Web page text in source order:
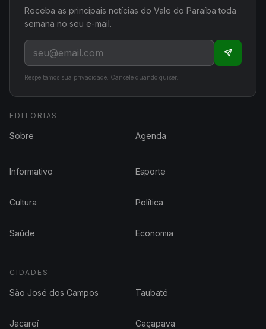
Receba as principais notícias do Vale do Paraíba toda
semana no seu e-mail.
Respeitamos sua privacidade. Cancele quando quiser.
EDITORIAS
Sobre Agenda
Informativo Esporte
Cultura Política
Saúde Economia
CIDADES
São José dos Campos Taubaté
Jacareí Caçapava